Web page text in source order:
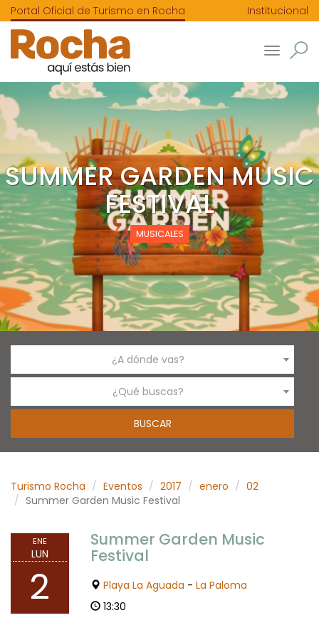
Portal Oficial de Turismo en Rocha Institucional
Toggle
SUMMER GARDEN MUSIC
FESTIVAL
MUSICALES
¿A dónde vas?
¿Qué buscas?
Turismo Rocha Eventos 2017 enero
02
Summer Garden Music Festival
ENE
LUN
2
Summer Garden Music
Festival
Playa La Aguada - La Paloma
13:30